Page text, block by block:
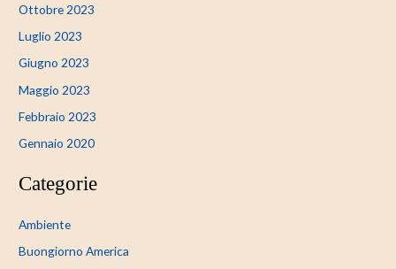
Ottobre 2023
Luglio 2023
Giugno 2023
Maggio 2023
Febbraio 2023
Gennaio 2020
Categorie
Ambiente
Buongiorno America